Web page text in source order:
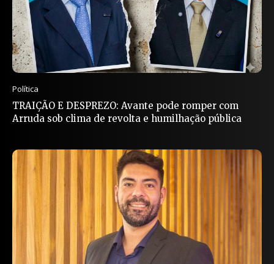
Política
TRAIÇÃO E DESPREZO: Avante pode romper com
Arruda sob clima de revolta e humilhação pública